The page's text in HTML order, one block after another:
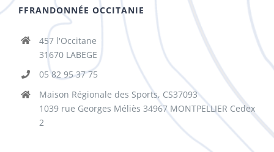
FFRANDONNÉE OCCITANIE
457 l'Occitane
31670 LABEGE
05 82 95 37 75
Maison Régionale des Sports, CS37093
1039 rue Georges Méliès 34967 MONTPELLIER Cedex
2